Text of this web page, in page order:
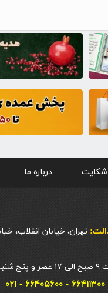
درباره ما
تهران، خیابان انقلاب،